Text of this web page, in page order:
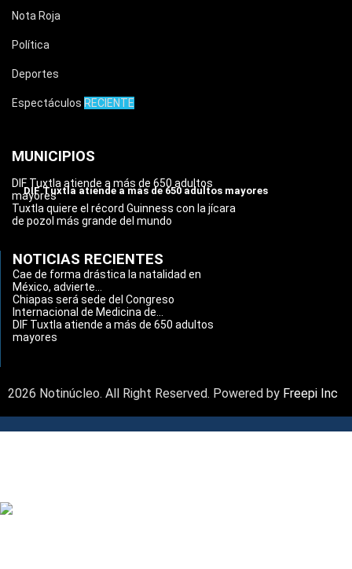
Nota Roja
Política
Deportes
Espectáculos RECIENTE
MUNICIPIOS
DIF Tuxtla atiende a más de 650 adultos mayores
DIF Tuxtla atiende a más de 650 adultos
mayores
Tuxtla quiere el récord Guinness con la jícara
de pozol más grande del mundo
NOTICIAS RECIENTES
Cae de forma drástica la natalidad en
México, advierte...
Chiapas será sede del Congreso
Internacional de Medicina de...
DIF Tuxtla atiende a más de 650 adultos
mayores
2026 Notinúcleo. All Right Reserved. Powered by Freepi Inc